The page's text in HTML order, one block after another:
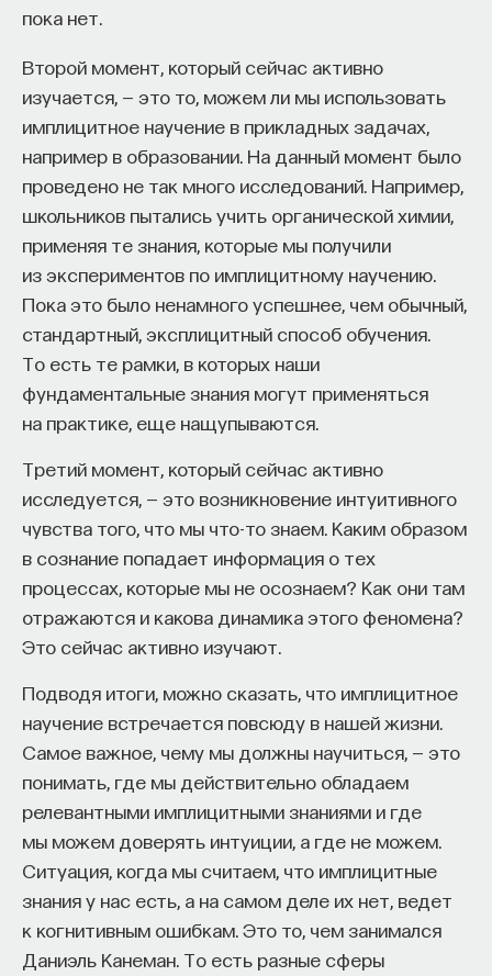
пока нет.
Второй момент, который сейчас активно
изучается, — это то, можем ли мы использовать
имплицитное научение в прикладных задачах,
например в образовании. На данный момент было
проведено не так много исследований. Например,
школьников пытались учить органической химии,
применяя те знания, которые мы получили
из экспериментов по имплицитному научению.
Пока это было ненамного успешнее, чем обычный,
стандартный, эксплицитный способ обучения.
То есть те рамки, в которых наши
фундаментальные знания могут применяться
на практике, еще нащупываются.
Третий момент, который сейчас активно
исследуется, — это возникновение интуитивного
чувства того, что мы что-то знаем. Каким образом
в сознание попадает информация о тех
процессах, которые мы не осознаем? Как они там
отражаются и какова динамика этого феномена?
Это сейчас активно изучают.
Подводя итоги, можно сказать, что имплицитное
научение встречается повсюду в нашей жизни.
Самое важное, чему мы должны научиться, — это
понимать, где мы действительно обладаем
релевантными имплицитными знаниями и где
мы можем доверять интуиции, а где не можем.
Ситуация, когда мы считаем, что имплицитные
знания у нас есть, а на самом деле их нет, ведет
к когнитивным ошибкам. Это то, чем занимался
Даниэль Канеман. То есть разные сферы